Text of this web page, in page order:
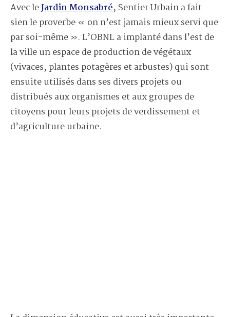
Avec leJardin Monsabré, Sentier Urbain a fait
sien leproverbe « on n’est jamais mieux servi que
par soi-même ». L’OBNL a implanté dans l’est de
la ville un espace de production de végétaux
(vivaces, plantes potagères et arbustes) qui sont
ensuite utilisés dans ses divers projets ou
distribués aux organismes et aux groupes de
citoyens pour leurs projets de verdissement et
d’agriculture urbaine.